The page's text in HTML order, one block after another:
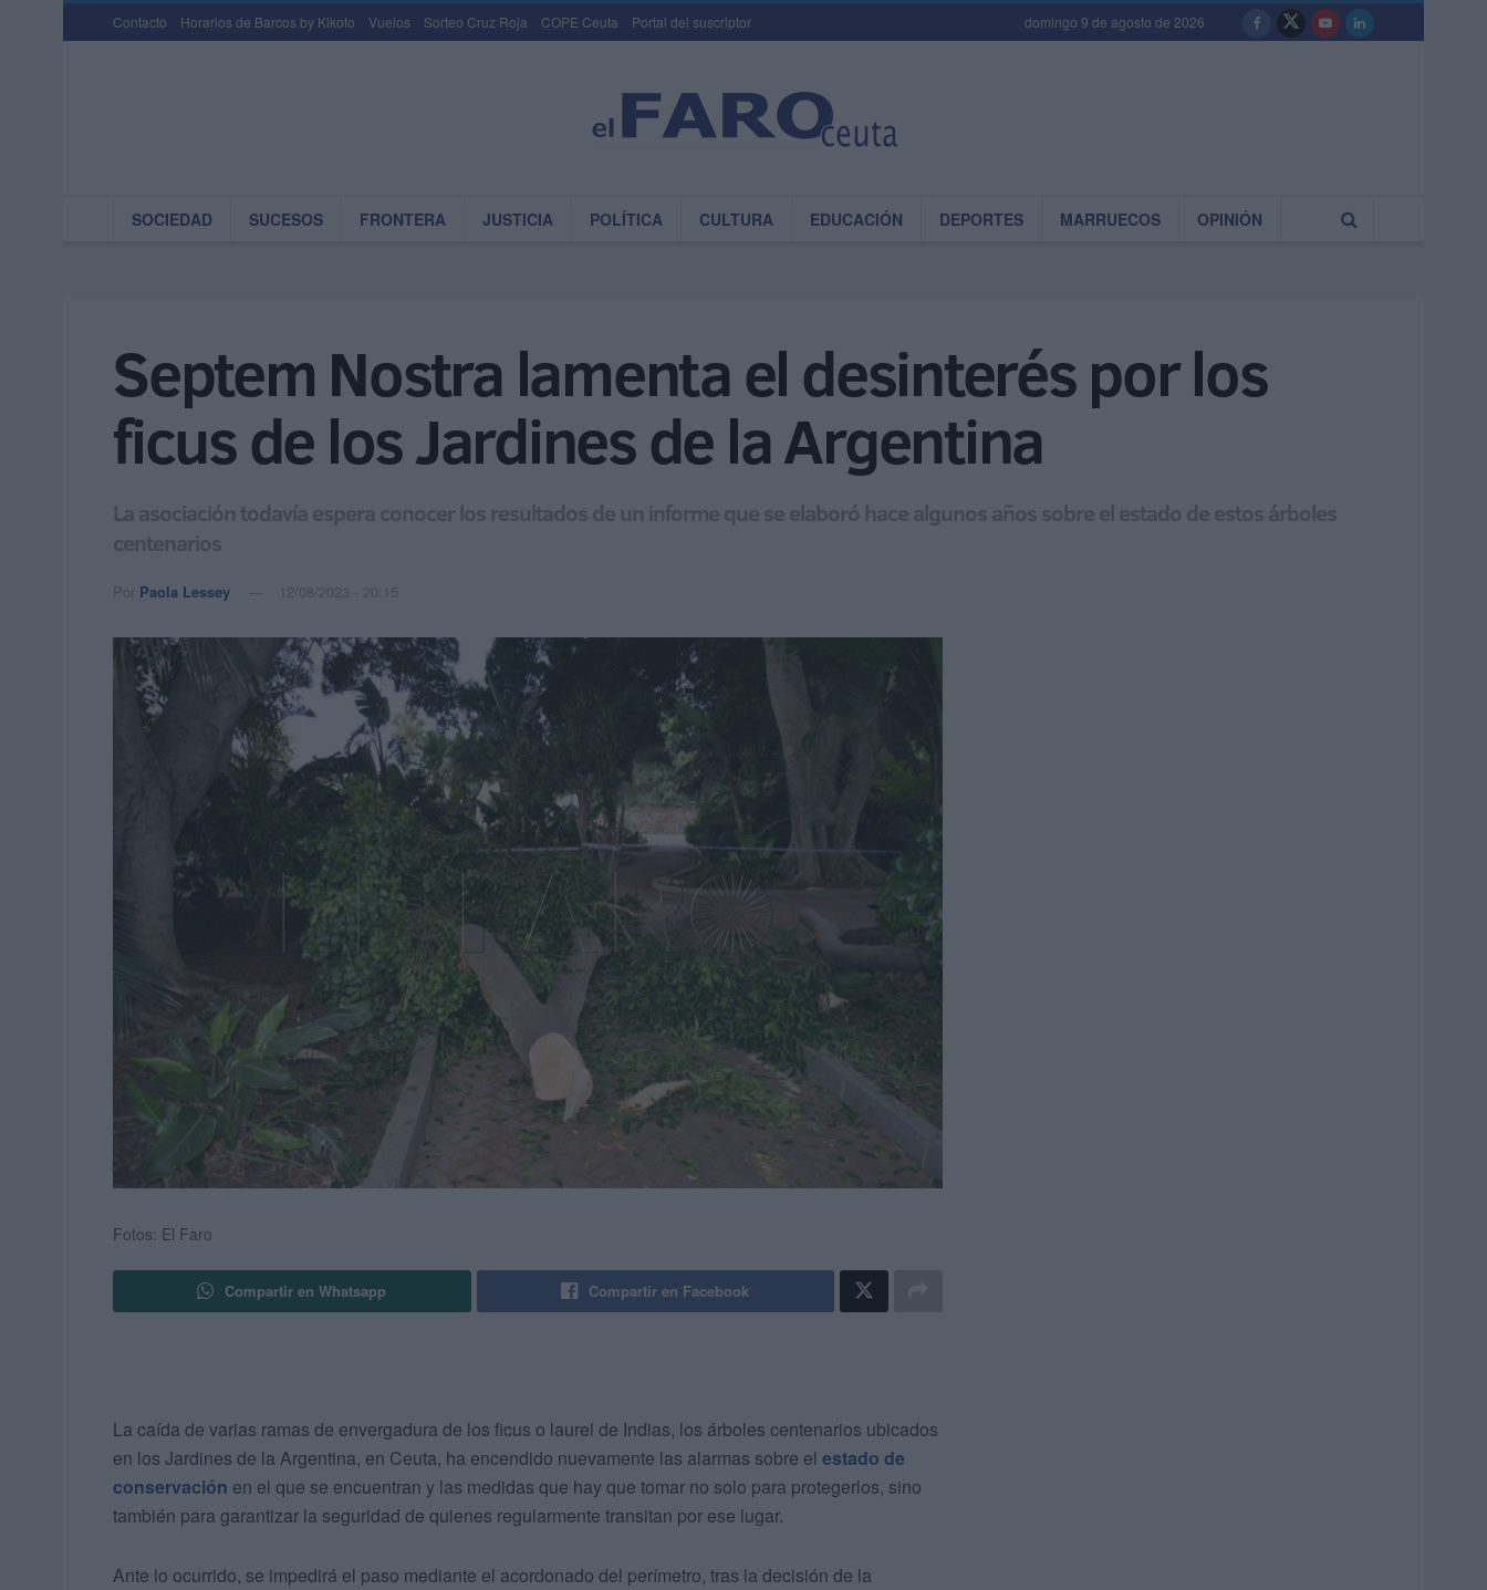
Contacto Horarios de Barcos by Kikoto Vuelos Sorteo Cruz Roja COPE Ceuta Portal del suscriptor domingo 9 de agosto de 2026
SOCIEDAD SUCESOS FRONTERA JUSTICIA POLÍTICA CULTURA EDUCACIÓN DEPORTES MARRUECOS OPINIÓN
Septem Nostra lamenta el desinterés por los
ficus de los Jardines de la Argentina
La asociación todavía espera conocer los resultados de un informe que se elaboró hace algunos años sobre el estado de estos árboles
centenarios
Por Paola Lessey 12/08/2023 - 20:15
Fotos: El Faro
Compartir en Whatsapp Compartir en Facebook
La caída de varias ramas de envergadura de los ficus o laurel de Indias, los árboles centenarios ubicados
en los Jardines de la Argentina, en Ceuta, ha encendido nuevamente las alarmas sobre el estado de
conservación en el que se encuentran y las medidas que hay que tomar no solo para protegerlos, sino
también para garantizar la seguridad de quienes regularmente transitan por ese lugar.
Ante lo ocurrido, se impedirá el paso mediante el acordonado del perímetro, tras la decisión de la